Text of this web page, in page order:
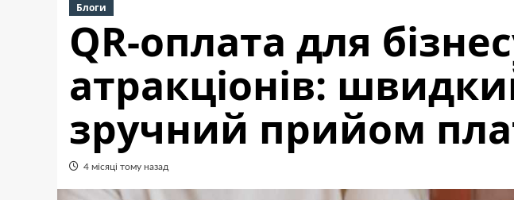
Блоги
QR-оплата для
атракціонів:
зручний прийом
4 місяці тому назад